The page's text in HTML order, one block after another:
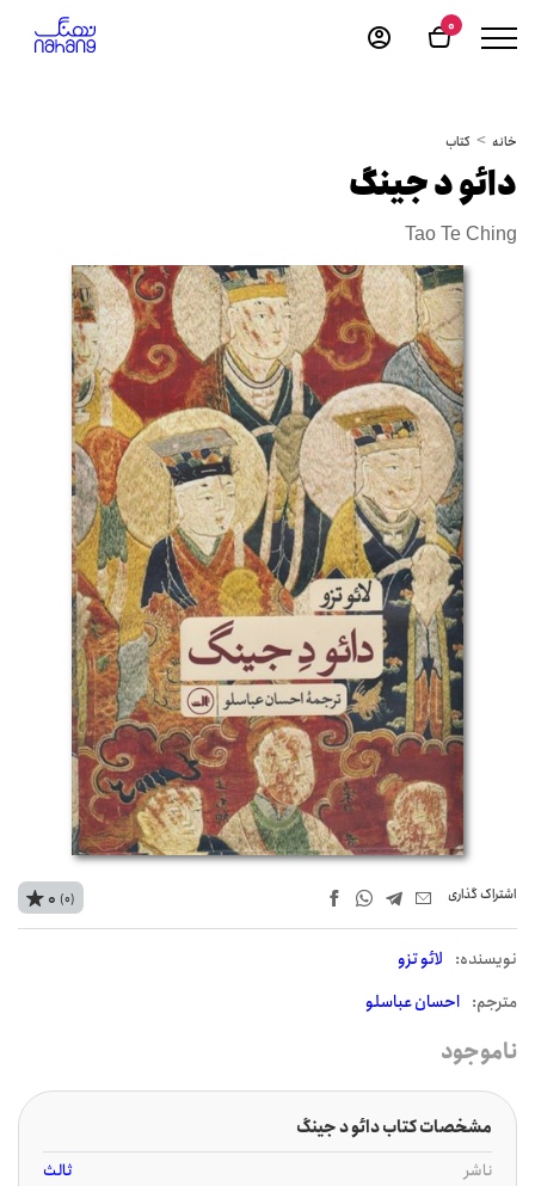
0
خانه کتاب
دائو د جینگ
Tao Te Ching
اشتراک‌ گذاری
نويسنده: لائو تزو
مترجم: احسان عباسلو
0 (0)
ناموجود
مشخصات کتاب دائو د جینگ
ناشر
ثالث